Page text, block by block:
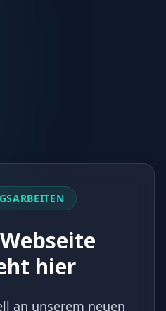
hier
an unserem neuen